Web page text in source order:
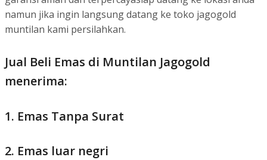
namun jika ingin langsung datang ke toko jagogold
muntilan kami persilahkan.
Jual Beli Emas di Muntilan Jagogold
menerima:
1. Emas Tanpa Surat
2. Emas luar negri